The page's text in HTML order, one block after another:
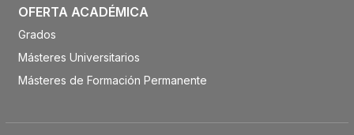
OFERTA ACADÉMICA
Grados
Másteres Universitarios
Másteres de Formación Permanente